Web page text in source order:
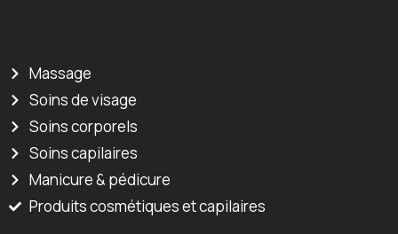
Massage
Soins de visage
Soins corporels
Soins capilaires
Manicure & pédicure
Produits cosmétiques et capilaires